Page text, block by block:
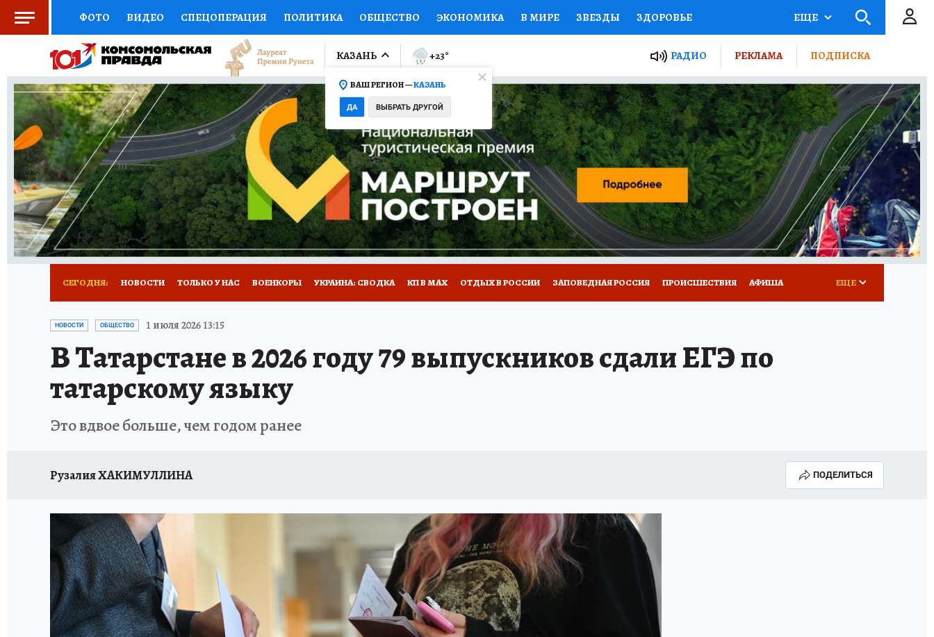
ФОТО ВИДЕО СПЕЦОПЕРАЦИЯ ПОЛИТИКА ОБЩЕСТВО ЭКОНОМИКА В МИРЕ ЗВЕЗДЫ ЗДОРОВЬЕ
СОЦПОДДЕРЖКА НАУКА СПОРТ КОЛУМНИСТЫ ПРОИСШЕСТВИЯ НАЦИОНАЛЬНЫЕ ПРОЕКТЫ РОССИИ
ВЫБОР ЭКСПЕРТОВ ДОКТОР ФИНАНСЫ ОТКРЫВАЕМ МИР Я ЗНАЮ СЕМЬЯ ЖЕНСКИЕ СЕКРЕТЫ ПУТЕВОДИТЕЛЬ
КНИЖНАЯ ПОЛКА ПРОГНОЗЫ НА СПОРТ ПРОМОКОДЫ СЕРИАЛЫ СПЕЦПРОЕКТЫ ДЕФИЦИТ ЖЕЛЕЗА ТУРИЗМ
ПРЕСС-ЦЕНТР НЕДВИЖИМОСТЬ ТЕЛЕВИЗОР КОЛЛЕКЦИИ КОНКУРСЫ РАБОТА У НАС ГИД ПОТРЕБИТЕЛЯ ВСЕ О КП
РАДИО КП РЕКЛАМА ТЕСТЫ НОВОЕ НА САЙТЕ
ЕЩЕ
КАЗАНЬ
ВАШ РЕГИОН —КАЗАНЬ
ДА ВЫБРАТЬ ДРУГОЙ
+23° РАДИО РЕКЛАМА ПОДПИСКА
СЕГОДНЯ: НОВОСТИ ТОЛЬКО У НАС ВОЕНКОРЫ УКРАИНА: СВОДКА КП В МАХ ОТДЫХ В РОССИИ ЗАПОВЕДНАЯ РОССИЯ ПРОИСШЕСТВИЯ АФИША
ТЕРРИТОРИЯ ДОБРА ИСПЫТАНО НА СЕБЕ
ЕЩЕ
НОВОСТИ ОБЩЕСТВО 1 июля 2026 13:15
В Татарстане в 2026 году 79 выпускников сдали ЕГЭ по
татарскому языку
Это вдвое больше, чем годом ранее
Рузалия ХАКИМУЛЛИНА ПОДЕЛИТЬСЯ